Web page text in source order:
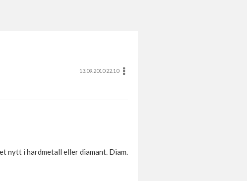
13.09.2010 22.10
nytt i hardmetall eller diamant. Diam.